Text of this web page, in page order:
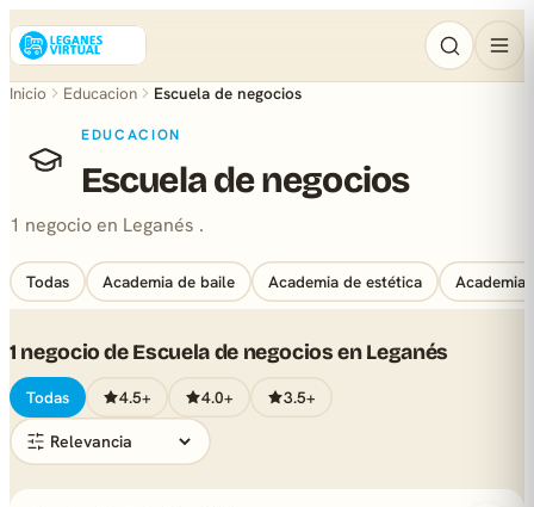
Inicio Educacion Escuela de negocios
EDUCACION
Escuela de negocios
1 negocio en Leganés .
Todas Academia de baile Academia de estética Academia
1 negocio de Escuela de negocios en Leganés
Todas 4.5+ 4.0+ 3.5+